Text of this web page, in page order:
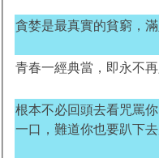
貪婪是最真實的貧窮，
青春一經典當，即永不再
根本不必回頭去看咒罵
一口，難道你也要趴下